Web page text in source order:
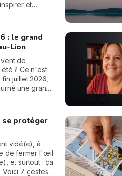
et
: le grand
Lion
de
? Ce n'est
juillet 2026,
une grande
ont changé
les
Verseau,
passe de la
vous, pas
pour le
qui n'arrive
vient
de votre
se protéger
vidé(e), à
de fermer l'œil
et surtout : ça
Voici 7 gestes